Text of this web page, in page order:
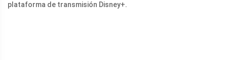
plataforma de transmisión Disney+.